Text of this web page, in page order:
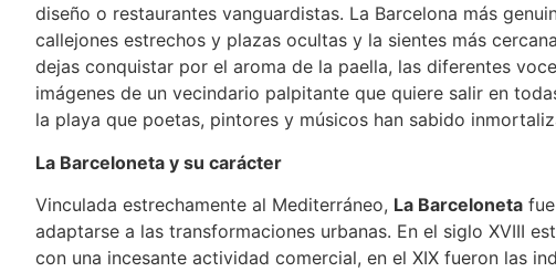
diseño o restaurantes vanguardistas. La Barcelona más
callejones estrechos y plazas ocultas y la sientes más
dejas conquistar por el aroma de la paella, las diferentes
imágenes de un vecindario palpitante que quiere salir en
la playa que poetas, pintores y músicos han sabido
La Barceloneta y su carácter
Vinculada estrechamente al Mediterráneo, La Barceloneta
adaptarse a las transformaciones urbanas. En el siglo XVIII
con una incesante actividad comercial, en el XIX fueron las